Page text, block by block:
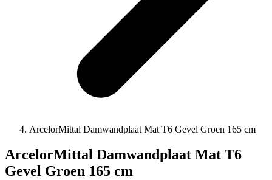
ArcelorMittal Damwandplaat Mat T6 Gevel Groen 165 cm
ArcelorMittal Damwandplaat Mat T6
Gevel Groen 165 cm